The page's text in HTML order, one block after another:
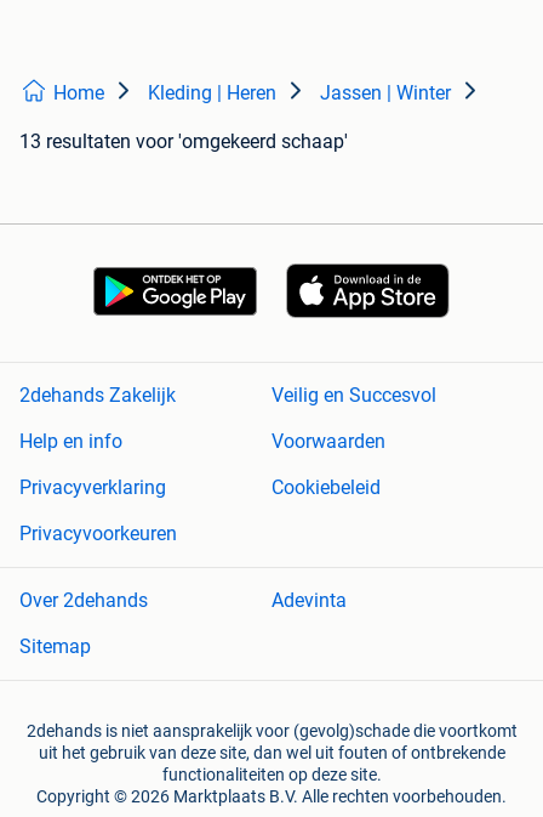
Home Kleding | Heren Jassen | Winter
13 resultaten voor 'omgekeerd schaap'
2dehands Zakelijk
Veilig en Succesvol
Help en info
Voorwaarden
Privacyverklaring
Cookiebeleid
Privacyvoorkeuren
Over 2dehands
Adevinta
Sitemap
2dehands is niet aansprakelijk voor (gevolg)schade die voortkomt
uit het gebruik van deze site, dan wel uit fouten of ontbrekende
functionaliteiten op deze site.
Copyright © 2026 Marktplaats B.V. Alle rechten voorbehouden.